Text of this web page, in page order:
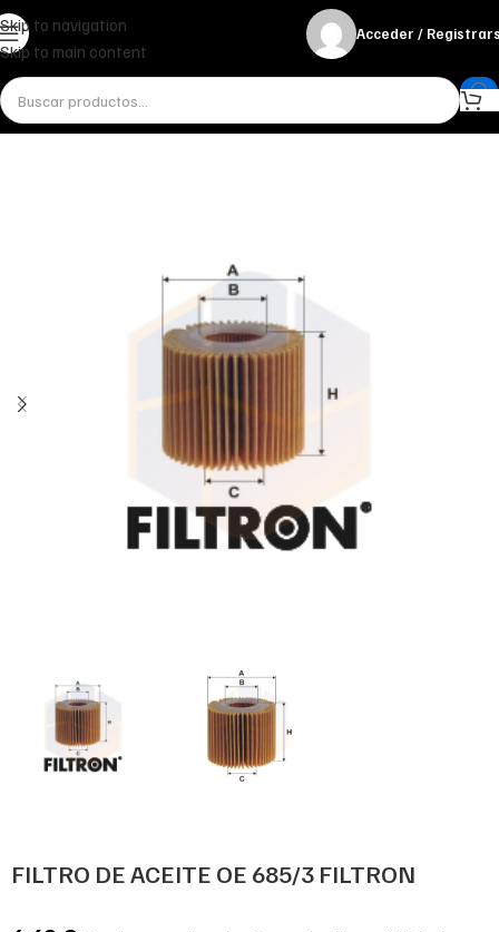
Skip to navigation
Skip to main content
Acceder /
InicioMiscelánea - otrosOtrosFILTRO DE ACEITE OE 685/3 FILTRON
FILTRO DE ACEITE OE 685/3 FILTRON